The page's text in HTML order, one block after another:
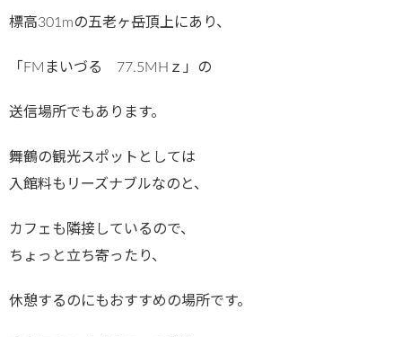
標高301mの五老ヶ岳頂上にあり、
「FMまいづる 77.5MHｚ」の
送信場所でもあります。
舞鶴の観光スポットとしては
入館料もリーズナブルなのと、
カフェも隣接しているので、
ちょっと立ち寄ったり、
休憩するのにもおすすめの場所です。